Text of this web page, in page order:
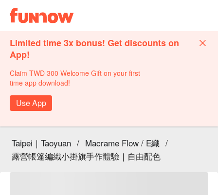
Limited time 3x bonus! Get discounts on
App!
Claim TWD 300 Welcome Gift on your first
time app download!
Use App
Taipei｜Taoyuan / Macrame Flow / E織 /
露營帳篷編織小掛旗手作體驗｜自由配色